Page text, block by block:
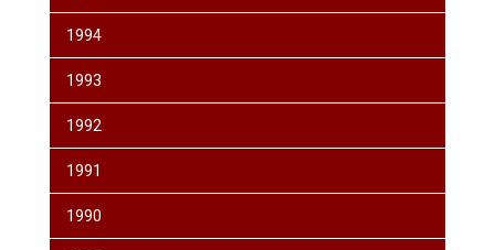
1994
1993
1992
1991
1990